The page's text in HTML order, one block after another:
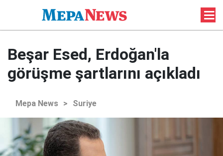
Beşar Esed, Erdoğan'la
görüşme şartlarını açıkladı
Mepa News > Suriye